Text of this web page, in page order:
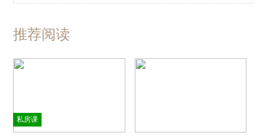
推荐阅读
私房课